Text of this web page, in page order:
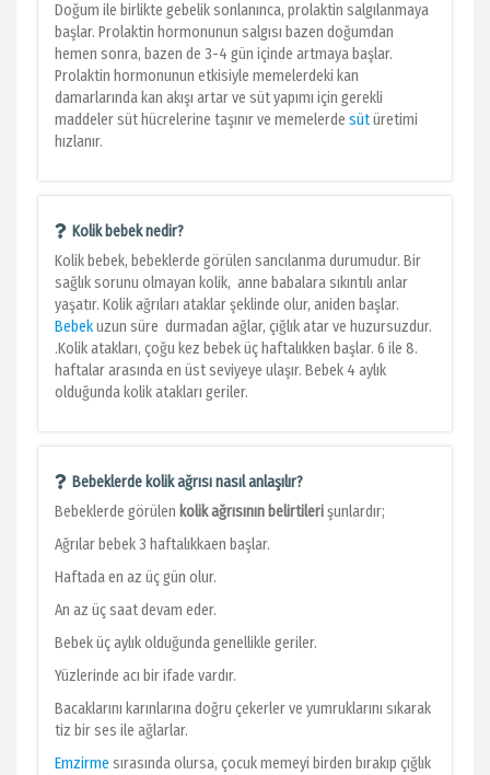
Doğum ile birlikte gebelik sonlanınca, prolaktin salgılanmaya
başlar. Prolaktin hormonunun salgısı bazen doğumdan
hemen sonra, bazen de 3-4 gün içinde artmaya başlar.
Prolaktin hormonunun etkisiyle memelerdeki kan
damarlarında kan akışı artar ve süt yapımı için gerekli
maddeler süt hücrelerine taşınır ve memelerde sütüretimi
hızlanır.
Kolik bebek nedir?
Kolik bebek, bebeklerde görülen sancılanma durumudur. Bir
sağlık sorunu olmayan kolik, anne babalara sıkıntılı anlar
yaşatır. Kolik ağrıları ataklar şeklinde olur, aniden başlar.
Bebekuzun süre durmadan ağlar, çığlık atar ve huzursuzdur.
.Kolik atakları, çoğu kez bebek üç haftalıkken başlar. 6 ile 8.
haftalar arasında en üst seviyeye ulaşır. Bebek 4 aylık
olduğunda kolik atakları geriler.
Bebeklerde kolik ağrısı nasıl anlaşılır?
Bebeklerde görülen kolik ağrısının belirtilerişunlardır;
Ağrılar bebek 3 haftalıkkaen başlar.
Haftada en az üç gün olur.
An az üç saat devam eder.
Bebek üç aylık olduğunda genellikle geriler.
Yüzlerinde acı bir ifade vardır.
Bacaklarını karınlarına doğru çekerler ve yumruklarını sıkarak
tiz bir ses ile ağlarlar.
Emzirme sırasında olursa, çocuk memeyi birden bırakıp çığlık